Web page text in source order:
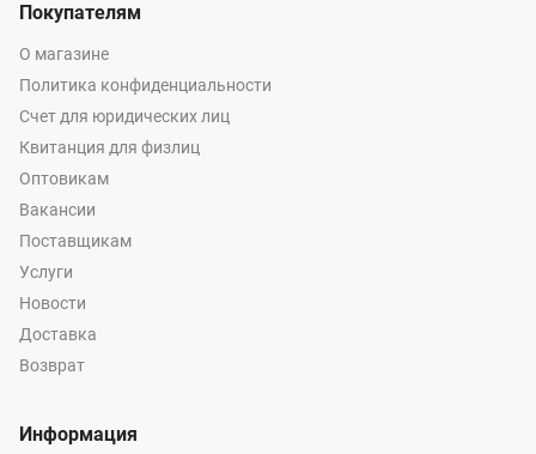
Покупателям
О магазине
Политика конфиденциальности
Счет для юридических лиц
Квитанция для физлиц
Оптовикам
Вакансии
Поставщикам
Услуги
Новости
Доставка
Возврат
Информация